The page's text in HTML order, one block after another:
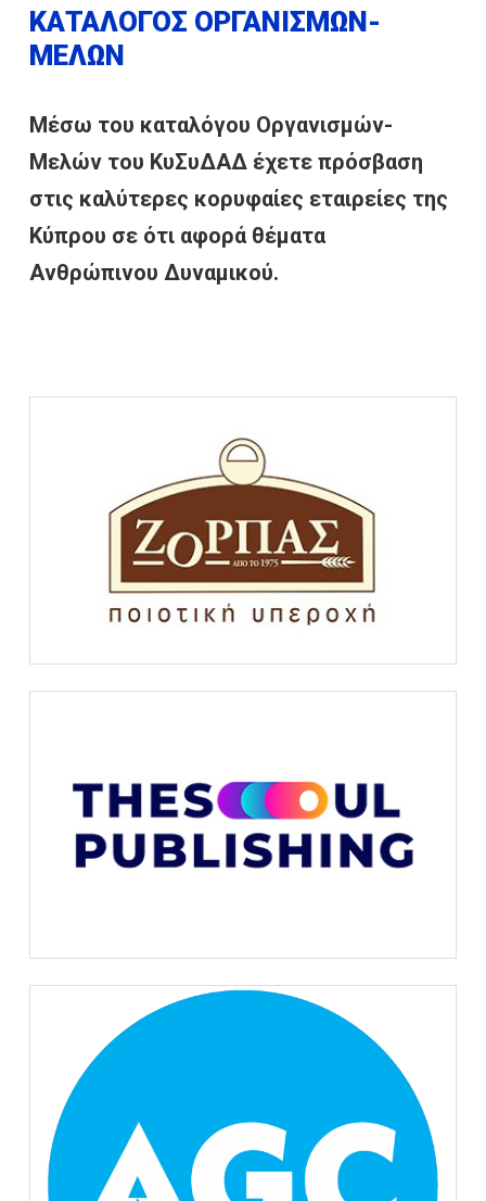
ΚΑΤΑΛΟΓΟΣ ΟΡΓΑΝΙΣΜΩΝ-
ΜΕΛΩΝ
Μέσω του καταλόγου Οργανισμών-
Μελών του ΚυΣυΔΑΔ έχετε πρόσβαση
στις καλύτερες κορυφαίες εταιρείες της
Κύπρου σε ότι αφορά θέματα
Ανθρώπινου Δυναμικού.